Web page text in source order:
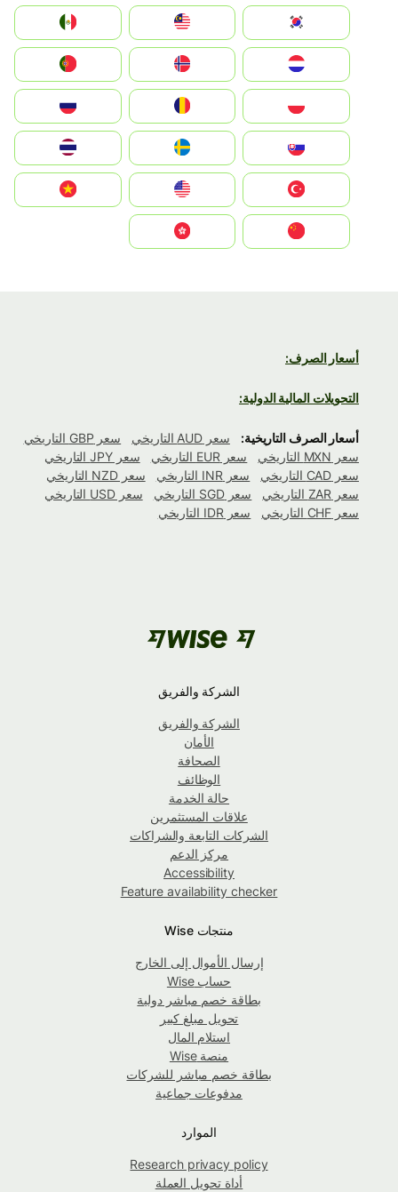
South Korea
Nederland
Portugal
România
Slovensko
United States
Vietnam
أسعار الصرف:
التحويلات المالية الدولية:
أسعار الصرف التاريخية: سعر AUD التاريخي
سعر GBP التاريخي
سعر MXN التاريخي
سعر EUR التاريخي
سعر JPY التاريخي
سعر CAD التاريخي
سعر INR التاريخي
سعر NZD التاريخي
سعر ZAR التاريخي
سعر SGD التاريخي
سعر USD التاريخي
سعر CHF التاريخي
سعر IDR التاريخي
الشركة والفريق
الشركة والفريق
الأمان
الصحافة
الوظائف
حالة الخدمة
علاقات المستثمرين
الشركات التابعة والشراكات
مركز الدعم
Accessibility
Feature availability checker
منتجات Wise
إرسال الأموال إلى الخارج
حساب Wise
بطاقة خصم مباشر دولية
تحويل مبلغ كبير
استلام المال
منصة Wise
بطاقة خصم مباشر للشركات
مدفوعات جماعية
الموارد
Research privacy policy
أداة تحويل العملة